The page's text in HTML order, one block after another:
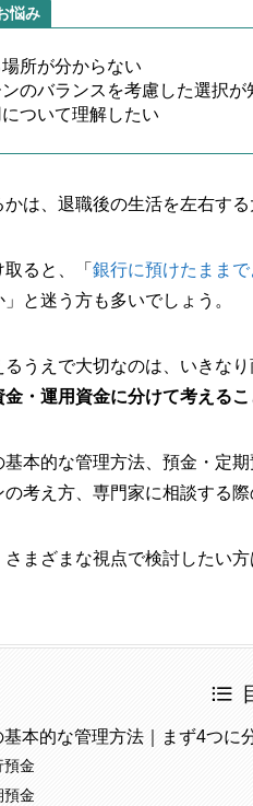
悩み
所が分からない
のバランスを考慮した選択が
ついて理解したい
は、退職後の生活を左右する
ると、「 銀行に預けたまま
と迷う方も多いでしょう。
うえで大切なのは、いきな
・運用資金に分けて考えるこ
本的な管理方法、預金・定
考え方、専門家に相談する際
まざまな視点で検討したい方
本的な管理方法｜まず4つに
預金
預金